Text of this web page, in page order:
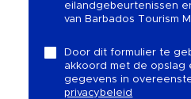
eilandgebeurtenissen
van Barbados Tourism
Door dit formulier te
akkoord met de opslag
gegevens in
privacybeleid